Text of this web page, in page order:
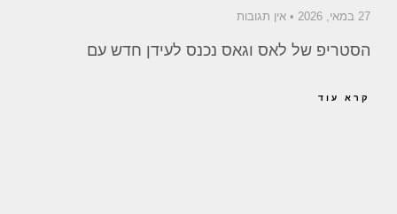
27 במאי, 2026 אין תגובות
הסטריפ של לאס וגאס נכנס לעידן חדש עם
קרא עוד